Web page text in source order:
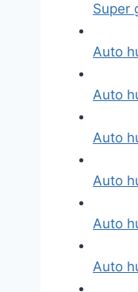
Super
Auto
Auto
Auto
Auto
Auto
Auto